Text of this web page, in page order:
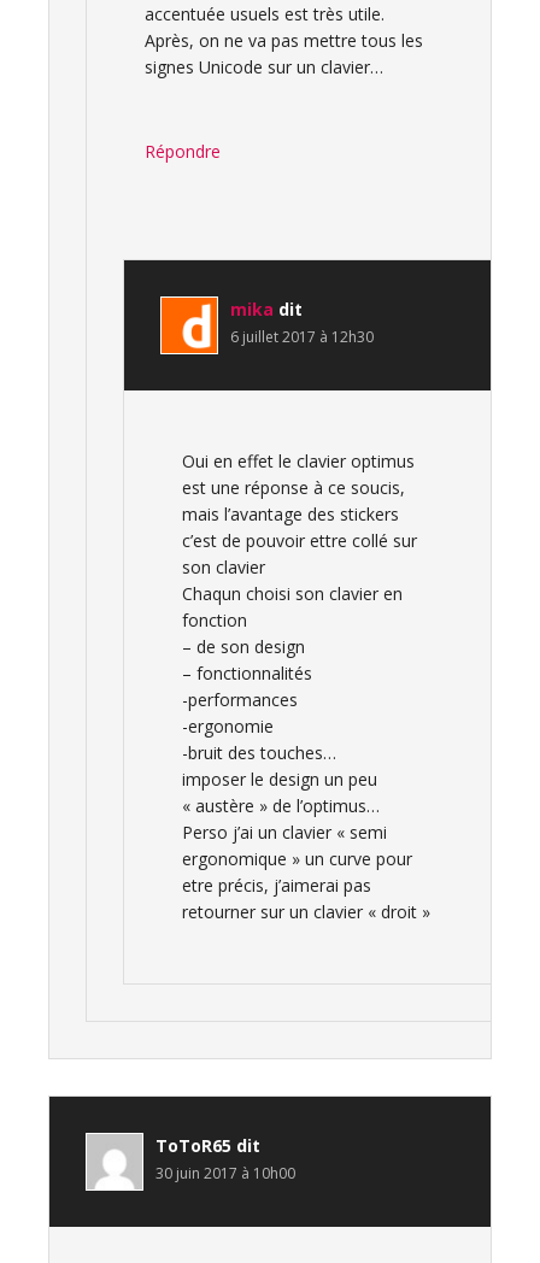
accentuée usuels est très utile.
Après, on ne va pas mettre tous les
signes Unicode sur un clavier…
Répondre
mika dit
6 juillet 2017 à 12h30
Oui en effet le clavier optimus
est une réponse à ce soucis,
mais l’avantage des stickers
c’est de pouvoir ettre collé sur
son clavier
Chaqun choisi son clavier en
fonction
– de son design
– fonctionnalités
-performances
-ergonomie
-bruit des touches…
imposer le design un peu
« austère » de l’optimus…
Perso j’ai un clavier « semi
ergonomique » un curve pour
etre précis, j’aimerai pas
retourner sur un clavier « droit »
ToToR65 dit
30 juin 2017 à 10h00